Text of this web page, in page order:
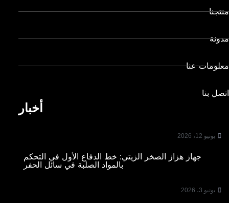
منتجنا
مدونة
معلومات عنا
اتصل بنا
أخبار
يونيو 12، 2026
جهاز هزاز الصخر الزيتي: خط الدفاع الأول في التحكم
بالمواد الصلبة في سائل الحفر
يونيو 3، 2026